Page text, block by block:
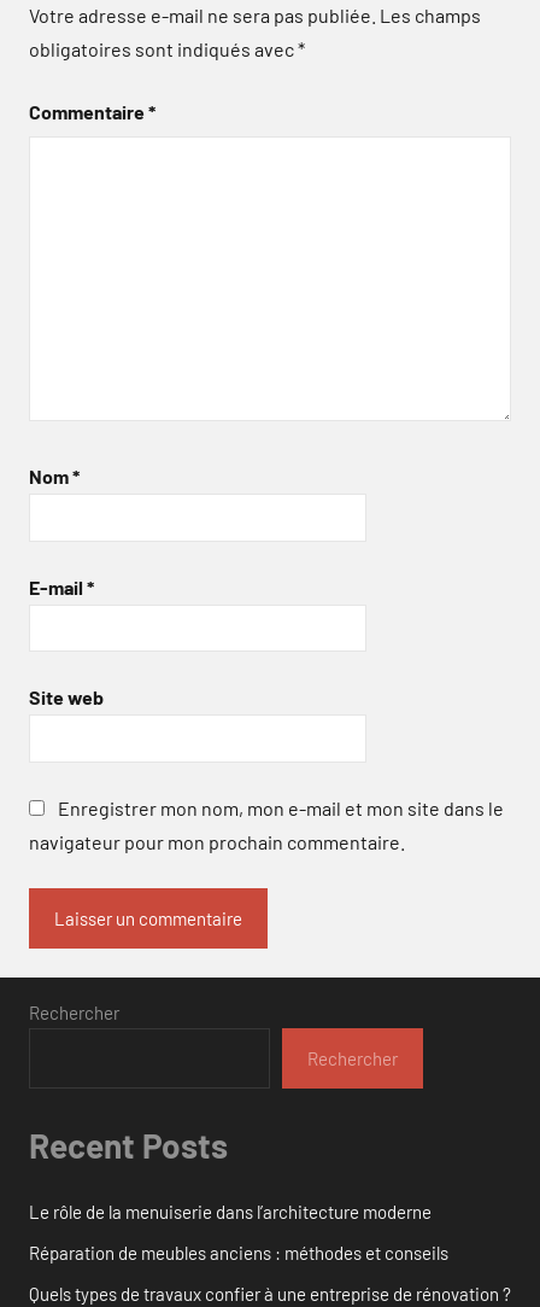
Votre adresse e-mail ne sera pas publiée. Les champs
obligatoires sont indiqués avec*
Commentaire*
Nom*
E-mail *
Site web
Enregistrer mon nom, mon e-mail et mon site dans le
navigateur pour mon prochain commentaire.
Rechercher
Rechercher
Recent Posts
Le rôle de la menuiserie dans l’architecture moderne
Réparation de meubles anciens : méthodes et conseils
Quels types de travaux confier à une entreprise de rénovation ?